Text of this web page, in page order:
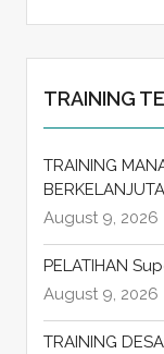
TRAINING
TRAINING
August 9, 2026
PELATIHAN
August 9, 2026
TRAINING